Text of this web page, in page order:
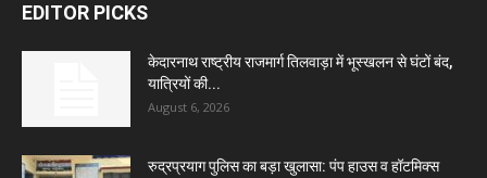
EDITOR PICKS
केदारनाथ राष्ट्रीय राजमार्ग तिलवाड़ा में भूस्खलन से घंटों बंद,
यात्रियों की...
August 6, 2026
रुद्रप्रयाग पुलिस का बड़ा खुलासा: पंप हाउस व हॉटमिक्स